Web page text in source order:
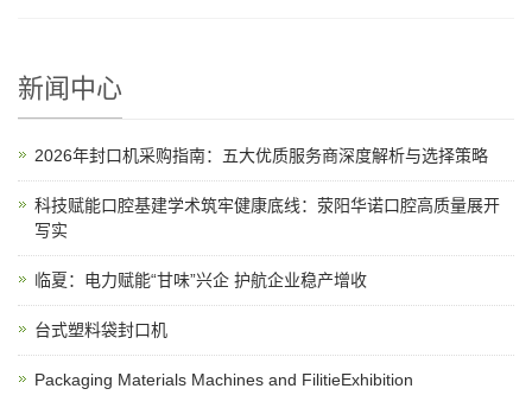
新闻中心
2026年封口机采购指南：五大优质服务商深度解析与选择策略
科技赋能口腔基建学术筑牢健康底线：荥阳华诺口腔高质量展开
写实
临夏：电力赋能“甘味”兴企 护航企业稳产增收
台式塑料袋封口机
Packaging Materials Machines and FilitieExhibition